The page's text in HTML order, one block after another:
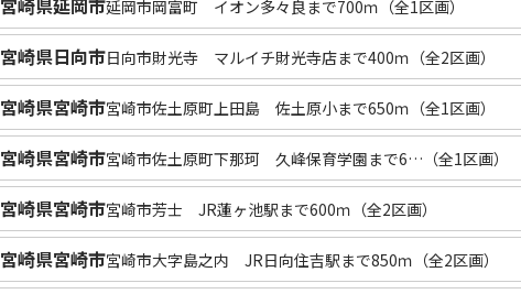
宮崎県延岡市延岡市岡富町 イオン多々良まで700ｍ（全1区画）
宮崎県日向市日向市財光寺 マルイチ財光寺店まで400ｍ（全2区画）
宮崎県宮崎市宮崎市佐土原町上田島 佐土原小まで650ｍ（全1区画）
宮崎県宮崎市宮崎市佐土原町下那珂 久峰保育学園まで6…（全1区画）
宮崎県宮崎市宮崎市芳士 JR蓮ヶ池駅まで600ｍ（全2区画）
宮崎県宮崎市宮崎市大字島之内 JR日向住吉駅まで850ｍ（全2区画）